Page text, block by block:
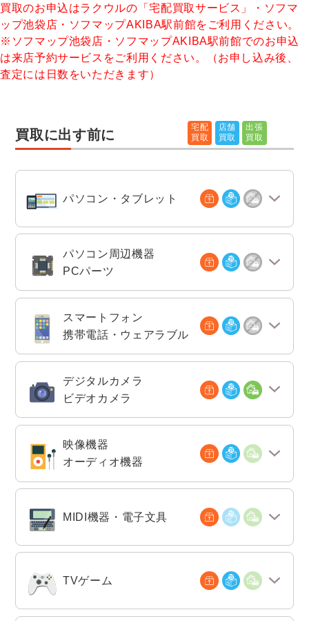
買取のお申込はラクウルの「宅配買取サービス」・ソフマ
ップ池袋店・ソフマップAKIBA駅前館をご利用ください。
※ソフマップ池袋店・ソフマップAKIBA駅前館でのお申込
は来店予約サービスをご利用ください。（お申し込み後、
査定には日数をいただきます）
買取に出す前に
宅配
買取
店舗
買取
出張
買取
パソコン・タブレット
パソコン周辺機器
PCパーツ
スマートフォン
携帯電話・ウェアラブル
デジタルカメラ
ビデオカメラ
映像機器
オーディオ機器
MIDI機器・電子文具
TVゲーム